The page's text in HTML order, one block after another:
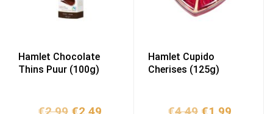
Hamlet Chocolate
Thins Puur (100g)
Oorspronkelijke
Huidige
Hamlet Cupido
Cherises (125g)